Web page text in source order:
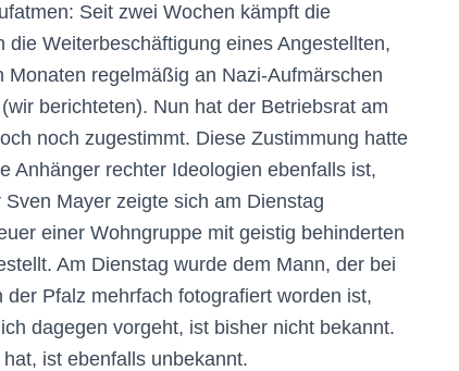
Seit zwei Wochen kämpft die
Weiterbeschäftigung eines Angestellten,
regelmäßig an Nazi-Aufmärschen
berichteten). Nun hat der Betriebsrat am
noch zugestimmt. Diese Zustimmung hatte
Anhänger rechter Ideologien ebenfalls ist,
Mayer zeigte sich am Dienstag
einer Wohngruppe mit geistig behinderten
Am Dienstag wurde dem Mann, der bei
Pfalz mehrfach fotografiert worden ist,
dagegen vorgeht, ist bisher nicht bekannt.
ist ebenfalls unbekannt.